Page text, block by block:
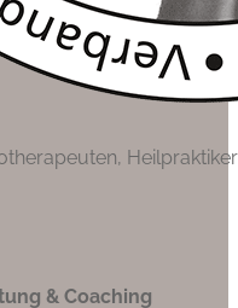
& Coaching